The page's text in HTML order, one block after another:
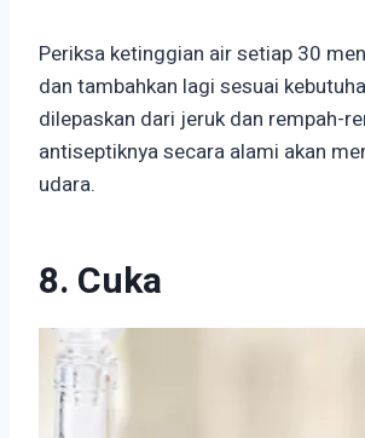
Periksa ketinggian air setiap 30
dan tambahkan lagi sesuai
dilepaskan dari jeruk dan rempah-
antiseptiknya secara alami akan
udara.
8. Cuka